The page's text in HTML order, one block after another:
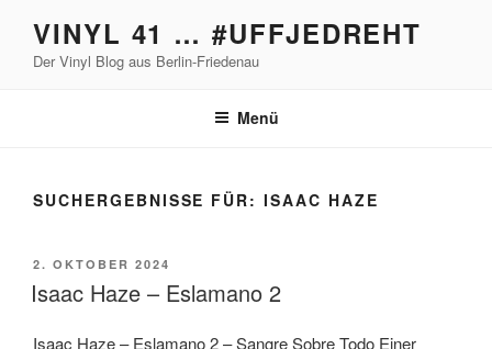
Inhalt
springen
VINYL 41 … #UFFJEDREHT
Der Vinyl Blog aus Berlin-Friedenau
Menü
SUCHERGEBNISSE FÜR:ISAAC HAZE
VERÖFFENTLICHT
AM
2. OKTOBER 2024
Isaac Haze – Eslamano 2
Isaac Haze – Eslamano 2 – Sangre Sobre Todo Einer